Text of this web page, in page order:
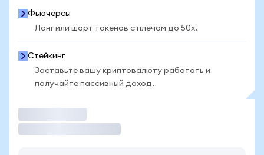
Фьючерсы
Лонг или шорт токенов с плечом до 50x.
Стейкинг
Заставьте вашу криптовалюту работать и
получайте пассивный доход.